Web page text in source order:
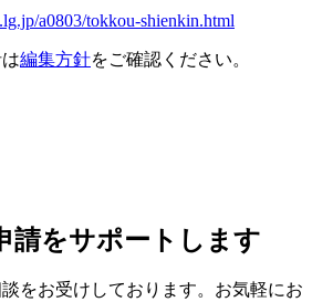
a0803/tokkou-shienkin.html
編集方針をご確認ください。
請をサポートします
をお受けしております。お気軽にお